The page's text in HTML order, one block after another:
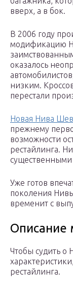
вверх, а в бок.
В 2006 году
модификацию
оказалось
низким.
перестали
Новая Нива
прежнему
возможности
рестайлинга.
существенными
Уже готов
поколения
временит с
Описание
Чтобы судить о
рестайлинга.